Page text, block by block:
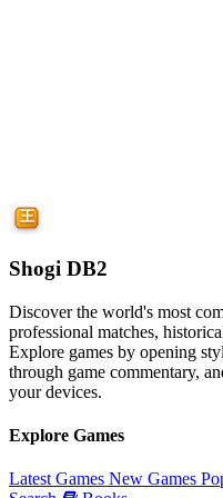
Shogi DB2
Discover the world's most
professional matches,
Explore games by opening
through game commentary,
your devices.
Explore Games
Latest Games New Games